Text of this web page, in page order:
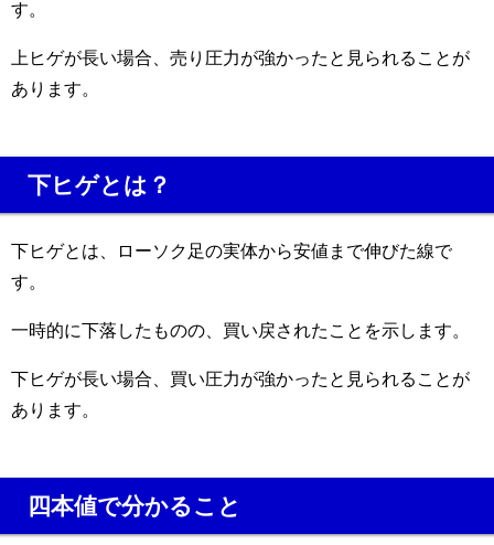
す。
上ヒゲが長い場合、売り圧力が強かったと見られることが
あります。
下ヒゲとは？
下ヒゲとは、ローソク足の実体から安値まで伸びた線で
す。
一時的に下落したものの、買い戻されたことを示します。
下ヒゲが長い場合、買い圧力が強かったと見られることが
あります。
四本値で分かること